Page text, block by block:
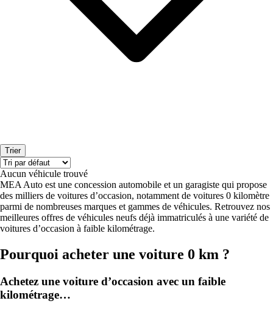
Trier
Aucun véhicule trouvé
MEA Auto est une concession automobile et un garagiste qui propose
des milliers de voitures d’occasion, notamment de voitures 0 kilomètre
parmi de nombreuses marques et gammes de véhicules. Retrouvez nos
meilleures offres de véhicules neufs déjà immatriculés à une variété de
voitures d’occasion à faible kilométrage.
Pourquoi acheter une voiture 0 km ?
Achetez une voiture d’occasion avec un faible
kilométrage…